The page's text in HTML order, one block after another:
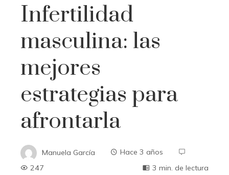
Infertilidad
masculina: las
mejores
estrategias para
afrontarla
Manuela García
Hace 3 años
247
3 min. de lectura